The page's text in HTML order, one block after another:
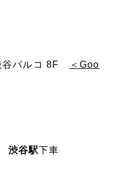
谷パルコ 8F
＜Goo
渋谷駅下車